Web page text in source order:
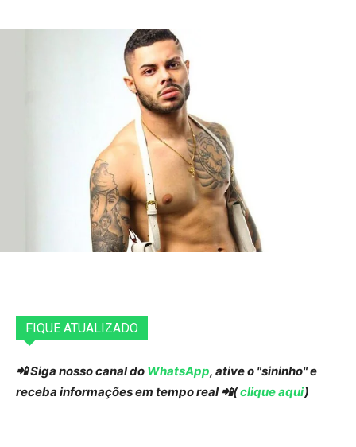
FIQUE ATUALIZADO
📲 Siga nosso canal do WhatsApp, ative o "sininho" e
receba informações em tempo real 📲(clique aqui)